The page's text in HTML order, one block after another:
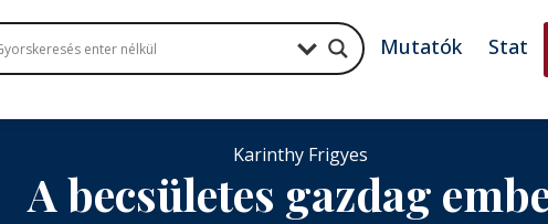
Mutatók Stat
Karinthy Frigyes
A becsületes gazdag